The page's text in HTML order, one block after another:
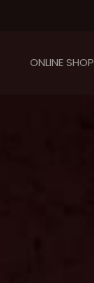
ONLINE SHOP